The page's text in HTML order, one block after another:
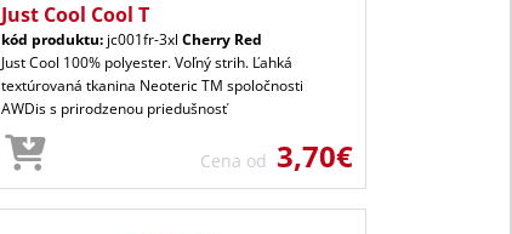
Just Cool Cool T
kód produktu: jc001fr-3xl Cherry Red
Just Cool 100% polyester. Voľný strih. Ľahká
textúrovaná tkanina Neoteric TM spoločnosti
AWDis s prirodzenou priedušnosť
Cena od 3,70€